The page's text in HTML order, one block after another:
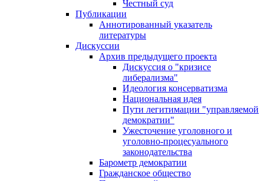
Честный суд
Публикации
Аннотированный указатель
литературы
Дискуссии
Архив предыдущего проекта
Дискуссия о "кризисе
либерализма"
Идеология консерватизма
Национальная идея
Пути легитимации "управляемой
демократии"
Ужесточение уголовного и
уголовно-процесуального
законодательства
Барометр демократии
Гражданское общество